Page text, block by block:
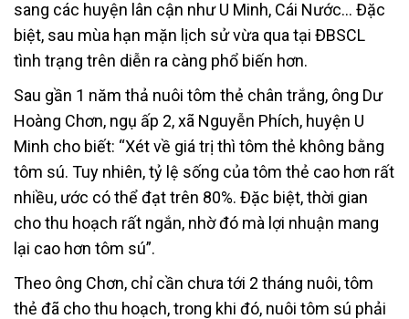
sang các huyện lân cận như U Minh, Cái Nước… Đặc
biệt, sau mùa hạn mặn lịch sử vừa qua tại ĐBSCL
tình trạng trên diễn ra càng phổ biến hơn.
Sau gần 1 năm thả nuôi tôm thẻ chân trắng, ông Dư
Hoàng Chơn, ngụ ấp 2, xã Nguyễn Phích, huyện U
Minh cho biết: “Xét về giá trị thì tôm thẻ không bằng
tôm sú. Tuy nhiên, tỷ lệ sống của tôm thẻ cao hơn rất
nhiều, ước có thể đạt trên 80%. Đặc biệt, thời gian
cho thu hoạch rất ngắn, nhờ đó mà lợi nhuận mang
lại cao hơn tôm sú”.
Theo ông Chơn, chỉ cần chưa tới 2 tháng nuôi, tôm
thẻ đã cho thu hoạch, trong khi đó, nuôi tôm sú phải